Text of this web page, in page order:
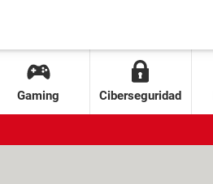
Gaming Ciberseguridad